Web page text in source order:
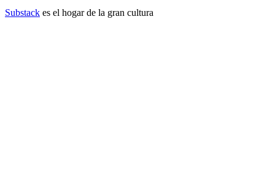
Substack es el hogar de la gran cultura